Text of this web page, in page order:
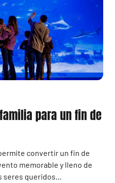
para un fin de
convertir un fin de
memorable y lleno de
seres queridos...